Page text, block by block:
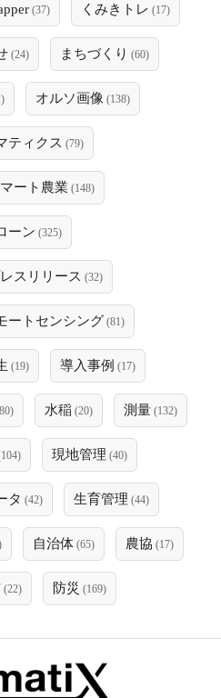
(37) くみきトレ (17)
(24) まちづくり (60)
オルソ画像 (138)
ティクス (79)
ート農業 (148)
ーン (325)
スリリース (32)
ートセンシング (81)
(19) 導入事例 (17)
水稲 (20) 測量 (132)
現地管理 (40)
タ (42) 生育管理 (44)
自治体 (65) 農協 (17)
(22) 防災 (169)